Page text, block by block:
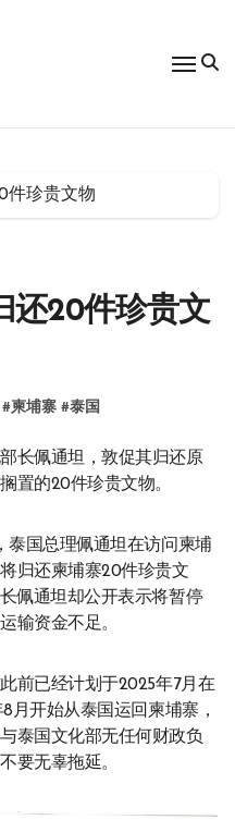
件珍贵文物
还20件珍贵文
#柬埔寨 #泰国
置的20件珍贵文物。
泰国总理佩通坦在访问柬埔
归还柬埔寨20件珍贵文
佩通坦却公开表示将暂停
输资金不足。
前已经计划于2025年7月在
月开始从泰国运回柬埔寨，
泰国文化部无任何财政负
要无辜拖延。